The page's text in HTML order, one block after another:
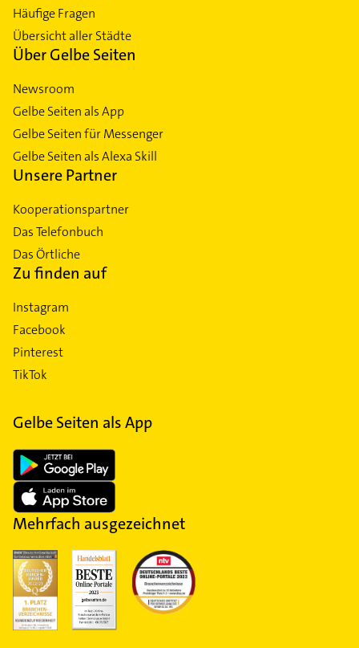
Häufige Fragen
Übersicht aller Städte
Über Gelbe Seiten
Newsroom
Gelbe Seiten als App
Gelbe Seiten für Messenger
Gelbe Seiten als Alexa Skill
Unsere Partner
Kooperationspartner
Das Telefonbuch
Das Örtliche
Zu finden auf
Instagram
Facebook
Pinterest
TikTok
Gelbe Seiten als App
Mehrfach ausgezeichnet